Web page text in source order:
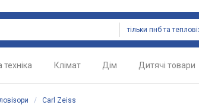
Клімат Дім Дитячі товари
/ Carl Zeiss